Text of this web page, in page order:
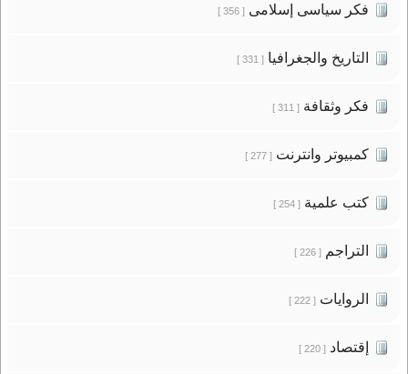
فكر سياسى إسلامى[ 356 ]
التاريخ والجغرافيا[ 331 ]
فكر وثقافة[ 311 ]
كمبيوتر وانترنت[ 277 ]
كتب علمية[ 254 ]
التراجم[ 226 ]
الروايات[ 222 ]
إقتصاد[ 220 ]